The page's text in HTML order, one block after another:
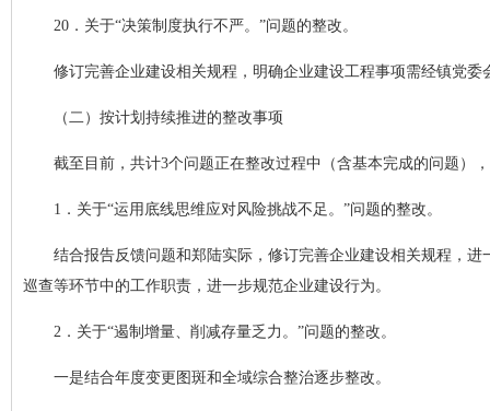
20．关于“决策制度执行不严。”问题的整改。
修订完善企业建设相关规程，明确企业建设工程事项需经镇党
（二）按计划持续推进的整改事项
截至目前，共计3个问题正在整改过程中（含基本完成的问题）
1．关于“运用底线思维应对风险挑战不足。”问题的整改。
结合报告反馈问题和郑陆实际，修订完善企业建设相关规程，
巡查等环节中的工作职责，进一步规范企业建设行为。
2．关于“遏制增量、削减存量乏力。”问题的整改。
一是结合年度变更图斑和全域综合整治逐步整改。